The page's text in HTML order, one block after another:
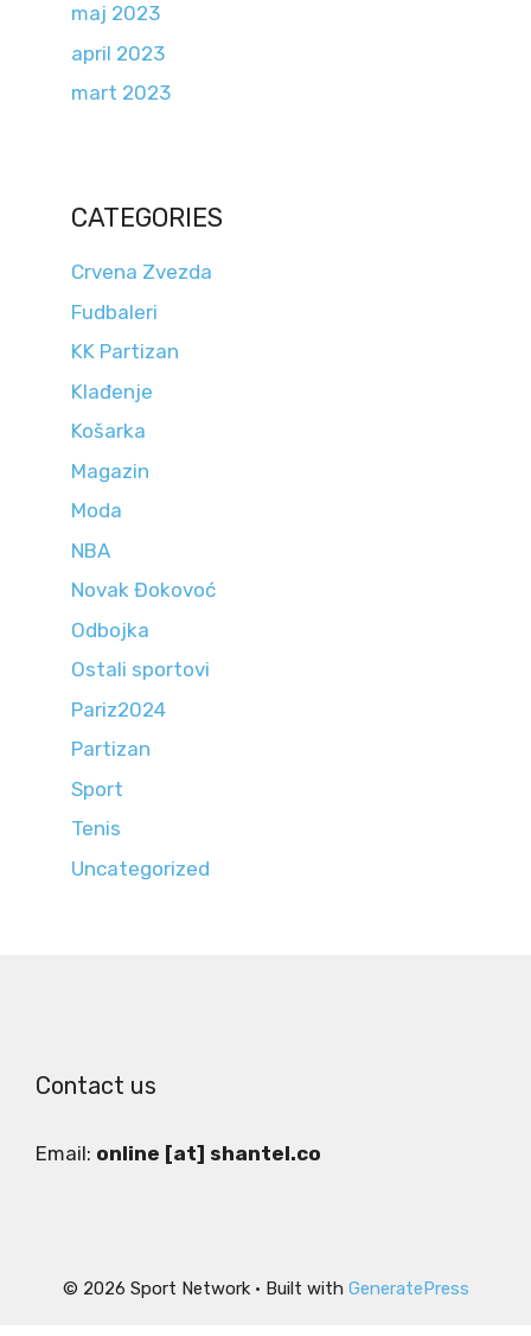
maj 2023
april 2023
mart 2023
CATEGORIES
Crvena Zvezda
Fudbaleri
KK Partizan
Klađenje
Košarka
Magazin
Moda
NBA
Novak Đokovoć
Odbojka
Ostali sportovi
Pariz2024
Partizan
Sport
Tenis
Uncategorized
Contact us
Email: online [at] shantel.co
© 2026 Sport Network• Built with GeneratePress